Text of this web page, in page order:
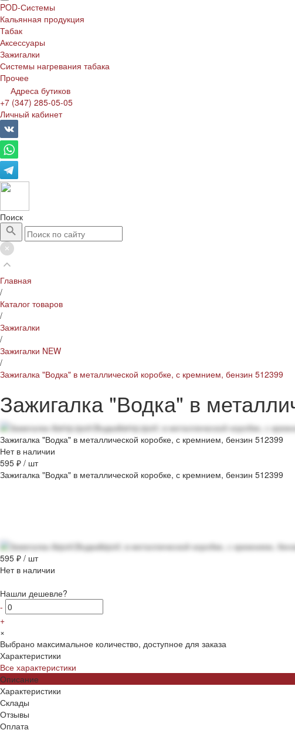
POD-Системы
Кальянная продукция
Табак
Аксессуары
Зажигалки
Системы нагревания табака
Прочее
Адреса бутиков
+7 (347) 285-05-05
Личный кабинет
Поиск
Главная
/
Каталог товаров
/
Зажигалки
/
Зажигалки NEW
/
Зажигалка "Водка" в металлической коробке, с кремнием, бензин 512399
Зажигалка "Водка" в
Зажигалка "Водка" в металлической коробке, с кремнием, бензин 512399
Нет в наличии
595 ₽ / шт
Зажигалка "Водка" в металлической коробке, с кремнием, бензин 512399
595 ₽ / шт
Нет в наличии
Нашли дешевле?
-
+
×
Выбрано максимальное количество, доступное для заказа
Характеристики
Все характеристики
Описание
Характеристики
Склады
Отзывы
Оплата